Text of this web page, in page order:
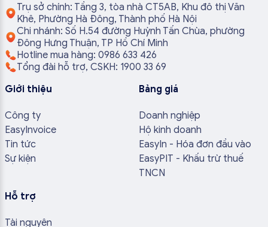
Trụ sở chính: Tầng 3, tòa nhà CT5AB, Khu đô thị Văn
Khê, Phường Hà Đông, Thành phố Hà Nội
Chi nhánh: Số H.54 đường Huỳnh Tấn Chùa, phường
Đông Hưng Thuận, TP Hồ Chí Minh
Hotline mua hàng: 0986 633 426
Tổng đài hỗ trợ, CSKH: 1900 33 69
Giới thiệu
Công ty
EasyInvoice
Tin tức
Sự kiện
Bảng giá
Doanh nghiệp
Hộ kinh doanh
EasyIn - Hóa đơn đầu vào
EasyPIT - Khấu trừ thuế
TNCN
Hỗ trợ
Tài nguyên